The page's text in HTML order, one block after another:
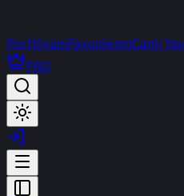
PortföyümFavorilerimCanlı
PRO